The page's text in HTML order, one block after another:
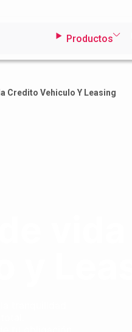
Productos
Credito Vehiculo Y Leasing